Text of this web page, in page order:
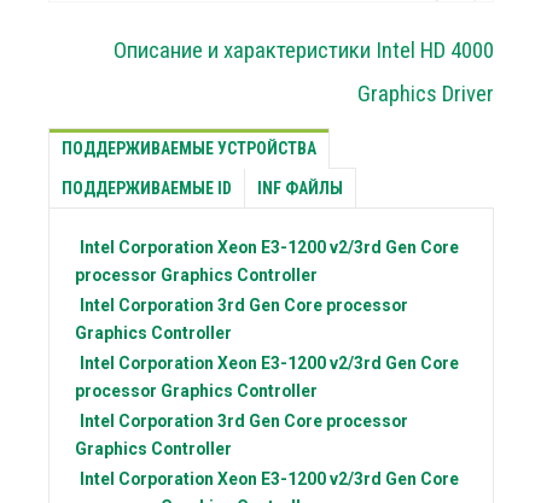
Описание и характеристики Intel HD 4000
Graphics Driver
ПОДДЕРЖИВАЕМЫЕ УСТРОЙСТВА
ПОДДЕРЖИВАЕМЫЕ ID INF ФАЙЛЫ
Intel Corporation Xeon E3-1200 v2/3rd Gen Core
processor Graphics Controller
Intel Corporation 3rd Gen Core processor
Graphics Controller
Intel Corporation Xeon E3-1200 v2/3rd Gen Core
processor Graphics Controller
Intel Corporation 3rd Gen Core processor
Graphics Controller
Intel Corporation Xeon E3-1200 v2/3rd Gen Core